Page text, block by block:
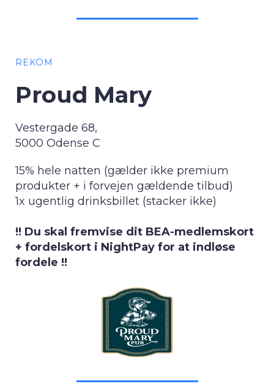
REKOM
Proud Mary
Vestergade 68,
5000 Odense C
15% hele natten (gælder ikke premium
produkter + i forvejen gældende tilbud)
1x ugentlig drinksbillet (stacker ikke)
!! Du skal fremvise dit BEA-medlemskort
+ fordelskort i NightPay for at indløse
fordele !!